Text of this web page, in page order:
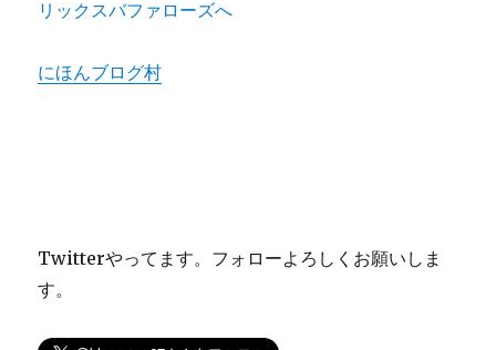
にほんブログ村
Twitterやってます。フォローよろしくお願いしま
す。